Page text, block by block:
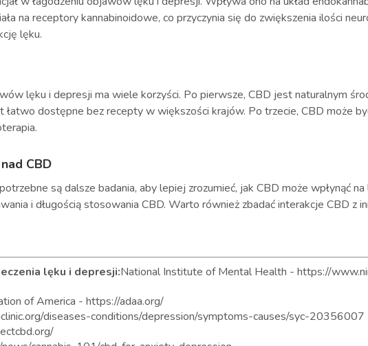
na receptory kannabinoidowe, co przyczynia się do zwiększenia ilości
lęku.
lęku i depresji ma wiele korzyści. Po pierwsze, CBD jest naturalnym
łatwo dostępne bez recepty w większości krajów. Po trzecie, CBD może
CBD
są dalsze badania, aby lepiej zrozumieć, jak CBD może wpłynąć
i długością stosowania CBD. Warto również zbadać interakcje CBD z
lęku i depresji:National Institute of Mental Health - https://
of America - https://adaa.org/
diseases-conditions/depression/symptoms-causes/syc-20356007